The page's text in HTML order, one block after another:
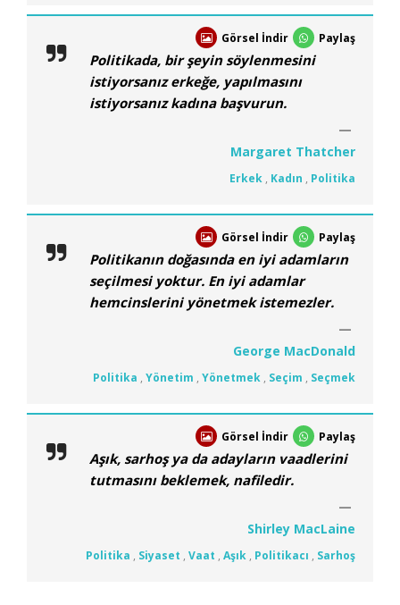
Görsel İndir Paylaş
Politikada, bir şeyin söylenmesini
istiyorsanız erkeğe, yapılmasını
istiyorsanız kadına başvurun.
Margaret Thatcher
Erkek , Kadın , Politika
Görsel İndir Paylaş
Politikanın doğasında en iyi adamların
seçilmesi yoktur. En iyi adamlar
hemcinslerini yönetmek istemezler.
George MacDonald
Politika , Yönetim , Yönetmek , Seçim , Seçmek
Görsel İndir Paylaş
Aşık, sarhoş ya da adayların vaadlerini
tutmasını beklemek, nafiledir.
Shirley MacLaine
Politika , Siyaset , Vaat , Aşık , Politikacı , Sarhoş